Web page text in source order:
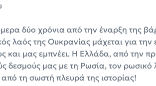
δύο χρόνια από την έναρξη της
λαός της Ουκρανίας μάχεται για την
και μας εμπνέει. Η Ελλάδα, από την
δεσμούς μας με τη Ρωσία, τον ρωσικό
τη σωστή πλευρά της ιστορίας!